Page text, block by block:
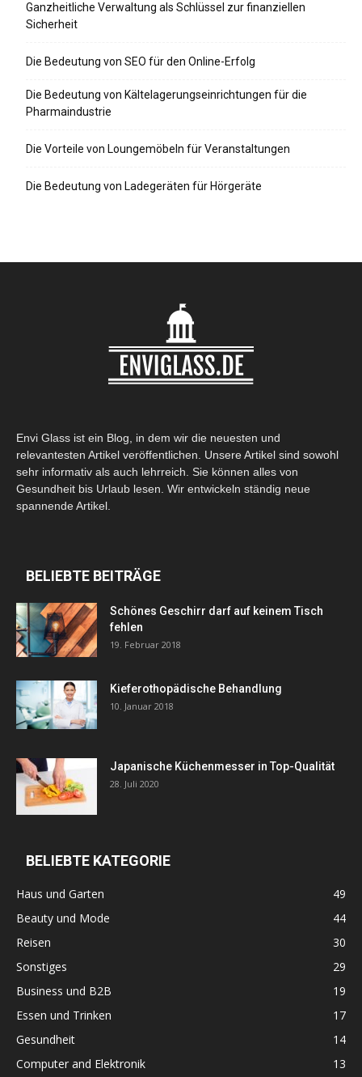
Ganzheitliche Verwaltung als Schlüssel zur finanziellen
Sicherheit
Die Bedeutung von SEO für den Online-Erfolg
Die Bedeutung von Kältelagerungseinrichtungen für die
Pharmaindustrie
Die Vorteile von Loungemöbeln für Veranstaltungen
Die Bedeutung von Ladegeräten für Hörgeräte
Envi Glass ist ein Blog, in dem wir die neuesten und
relevantesten Artikel veröffentlichen. Unsere Artikel sind sowohl
sehr informativ als auch lehrreich. Sie können alles von
Gesundheit bis Urlaub lesen. Wir entwickeln ständig neue
spannende Artikel.
BELIEBTE BEITRÄGE
Schönes Geschirr darf auf keinem Tisch
fehlen
19. Februar 2018
Kieferothopädische Behandlung
10. Januar 2018
Japanische Küchenmesser in Top-Qualität
28. Juli 2020
BELIEBTE KATEGORIE
Haus und Garten
49
Beauty und Mode
44
Reisen
30
Sonstiges
29
Business und B2B
19
Essen und Trinken
17
Gesundheit
14
Computer and Elektronik
13